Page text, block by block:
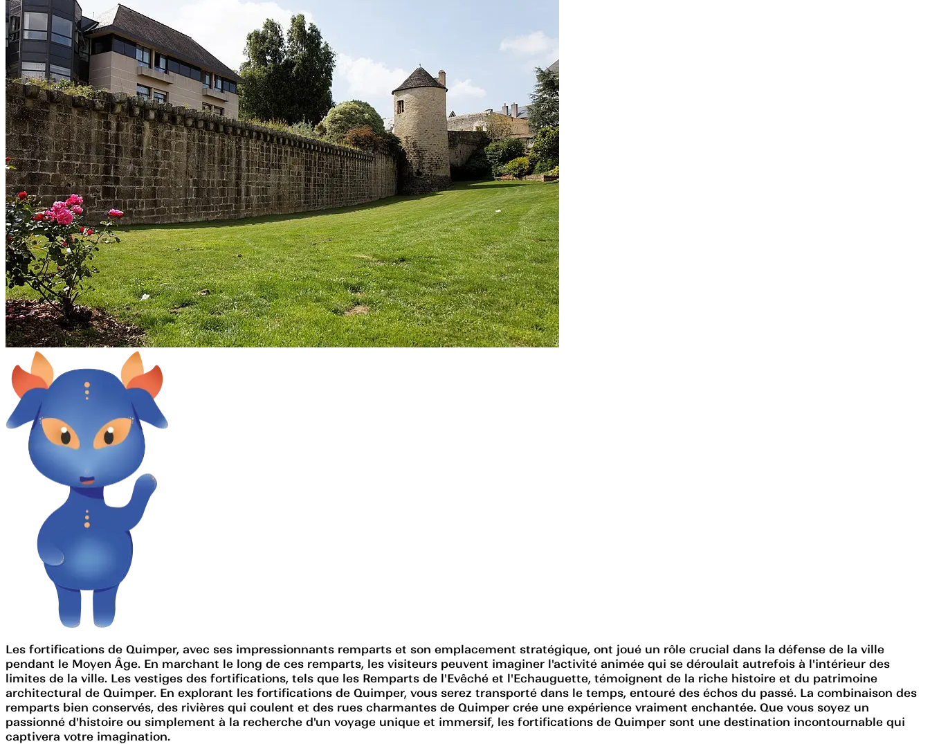
Les fortifications de Quimper, avec ses impressionnants remparts et son emplacement stratégique, ont joué un rôle crucial dans la défense de la ville
pendant le Moyen Âge. En marchant le long de ces remparts, les visiteurs peuvent imaginer l'activité animée qui se déroulait autrefois à l'intérieur des
limites de la ville. Les vestiges des fortifications, tels que les Remparts de l'Evêché et l'Echauguette, témoignent de la riche histoire et du patrimoine
architectural de Quimper. En explorant les fortifications de Quimper, vous serez transporté dans le temps, entouré des échos du passé. La combinaison des
remparts bien conservés, des rivières qui coulent et des rues charmantes de Quimper crée une expérience vraiment enchantée. Que vous soyez un
passionné d'histoire ou simplement à la recherche d'un voyage unique et immersif, les fortifications de Quimper sont une destination incontournable qui
captivera votre imagination.